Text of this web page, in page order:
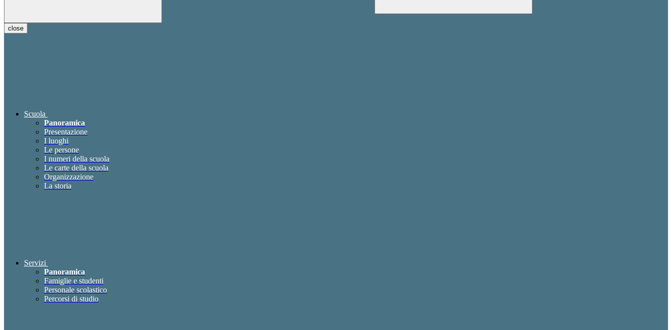
close
Scuola
Panoramica
Presentazione
I luoghi
Le persone
I numeri della scuola
Le carte della scuola
Organizzazione
La storia
Servizi
Panoramica
Famiglie e studenti
Personale scolastico
Percorsi di studio